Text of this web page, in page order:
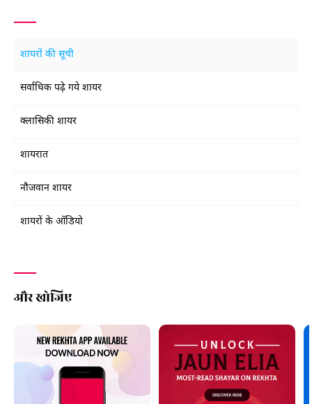
शायरों की सूची
सर्वाधिक पढ़े गये शायर
क्लासिकी शायर
शायरात
नौजवान शायर
शायरों के ऑडियो
और खोजिए